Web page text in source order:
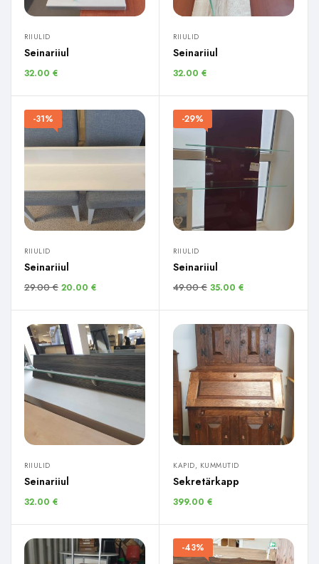
RIIULID
Seinariiul
32.00 €
RIIULID
Seinariiul
32.00 €
-31%
RIIULID
Seinariiul
29.00€ 20.00 €
-29%
RIIULID
Seinariiul
49.00€ 35.00 €
RIIULID
Seinariiul
32.00 €
KAPID, KUMMUTID
Sekretärkapp
399.00 €
-43%